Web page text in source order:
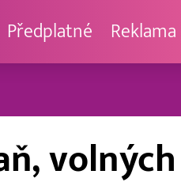
Předplatné Reklama